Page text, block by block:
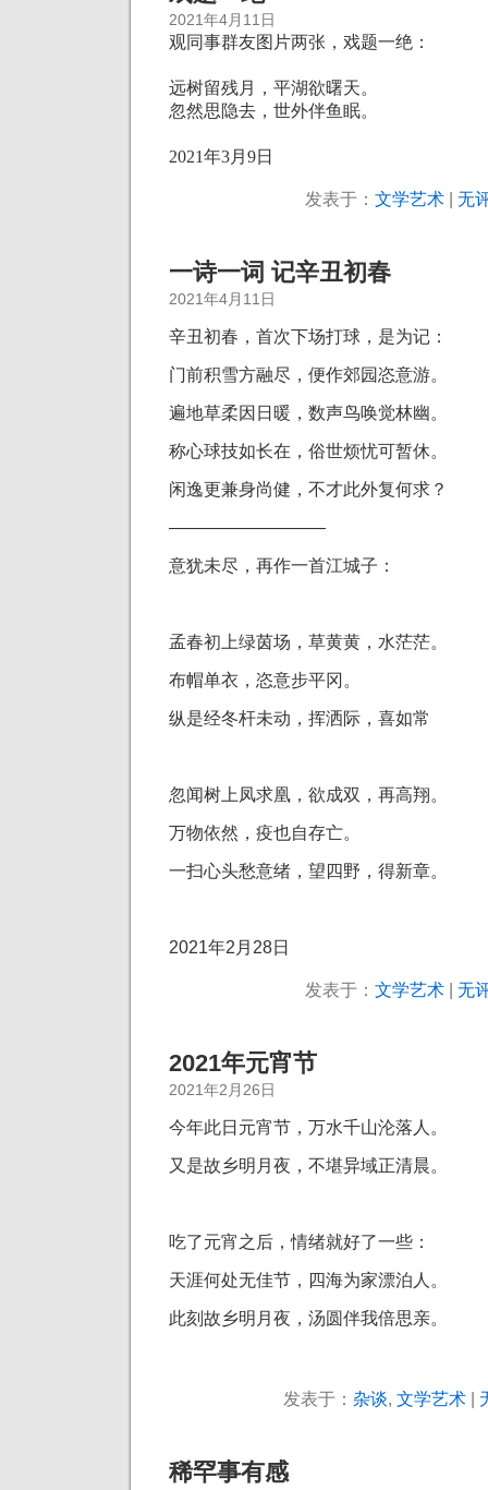
2021年4月11日
观同事群友图片两张，戏题一绝：
远树留残月，平湖欲曙天。
忽然思隐去，世外伴鱼眠。
2021年3月9日
发表于： 文学艺术| 无
一诗一词 记辛丑初春
2021年4月11日
辛丑初春，首次下场打球，是为记：
门前积雪方融尽，便作郊园恣意游。
遍地草柔因日暖，数声鸟唤觉林幽。
称心球技如长在，俗世烦忧可暂休。
闲逸更兼身尚健，不才此外复何求？
—————————
意犹未尽，再作一首江城子：
孟春初上绿茵场，草黄黄，水茫茫。
布帽单衣，恣意步平冈。
纵是经冬杆未动，挥洒际，喜如常
忽闻树上凤求凰，欲成双，再高翔。
万物依然，疫也自存亡。
一扫心头愁意绪，望四野，得新章。
2021年2月28日
发表于： 文学艺术| 无
2021年元宵节
2021年2月26日
今年此日元宵节，万水千山沦落人。
又是故乡明月夜，不堪异域正清晨。
吃了元宵之后，情绪就好了一些：
天涯何处无佳节，四海为家漂泊人。
此刻故乡明月夜，汤圆伴我倍思亲。
发表于： 杂谈, 文学艺术|
稀罕事有感